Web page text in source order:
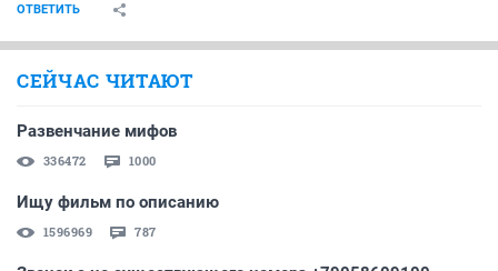
ОТВЕТИТЬ
СЕЙЧАС ЧИТАЮТ
Развенчание мифов
336472 1000
Ищу фильм по описанию
1596969 787